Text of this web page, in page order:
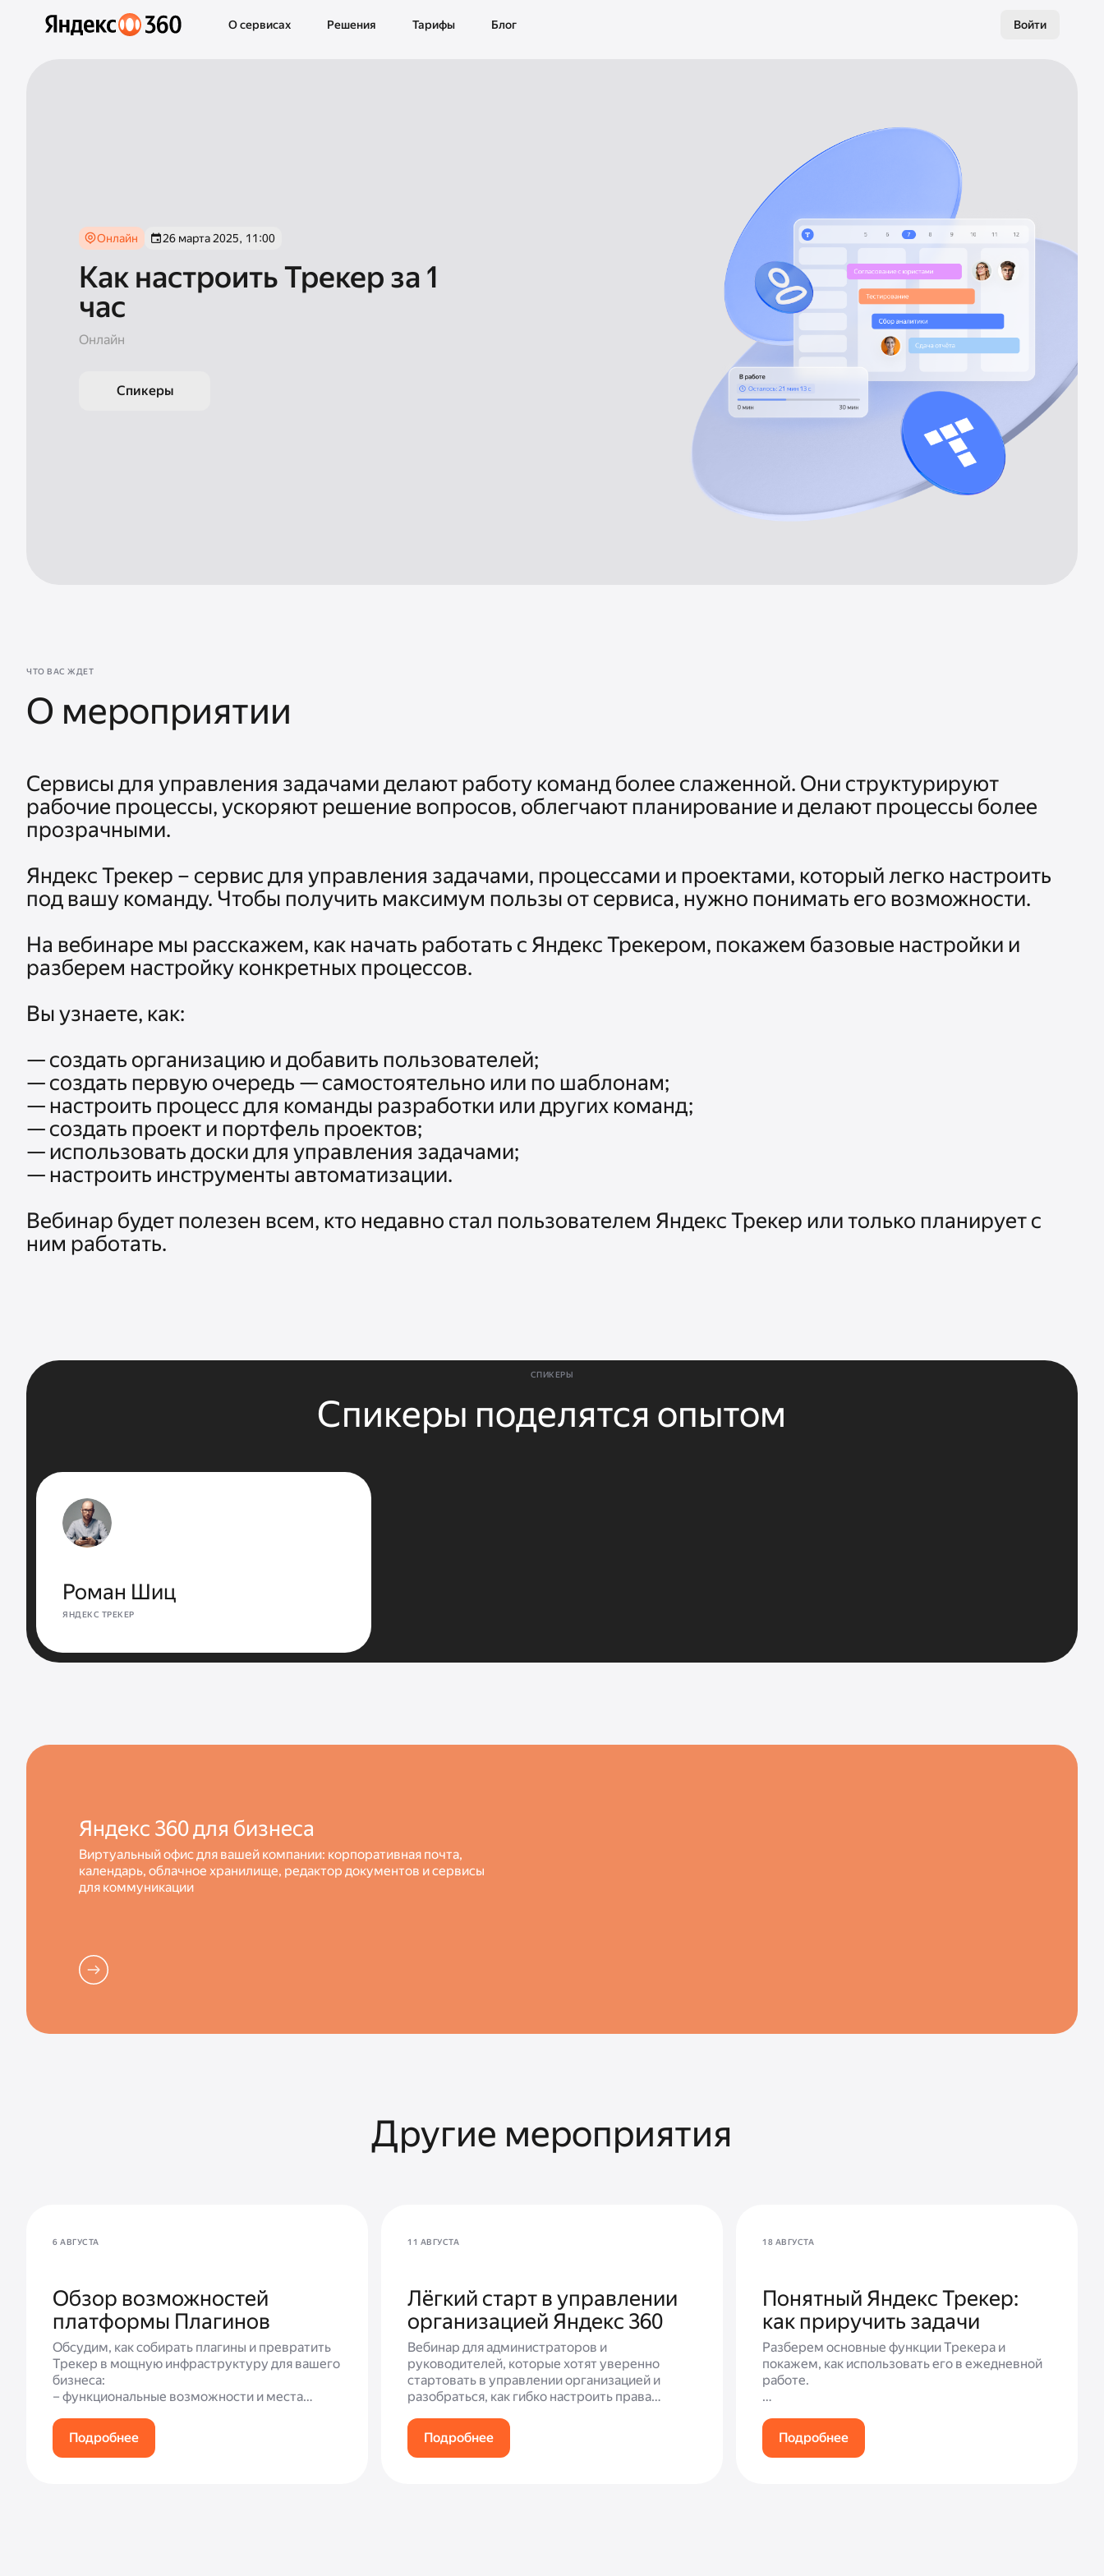
О сервисах Решения Тарифы Блог Войти
Онлайн 26 марта 2025, 11:00
Как настроить Трекер за 1
час
Онлайн
Спикеры
ЧТО ВАС ЖДЕТ
О мероприятии
Сервисы для управления задачами делают работу команд более слаженной. Они структурируют
рабочие процессы, ускоряют решение вопросов, облегчают планирование и делают процессы более
прозрачными.
Яндекс Трекер – сервис для управления задачами, процессами и проектами, который легко настроить
под вашу команду. Чтобы получить максимум пользы от сервиса, нужно понимать его возможности.
На вебинаре мы расскажем, как начать работать с Яндекс Трекером, покажем базовые настройки и
разберем настройку конкретных процессов.
Вы узнаете, как:
— создать организацию и добавить пользователей;
— создать первую очередь — самостоятельно или по шаблонам;
— настроить процесс для команды разработки или других команд;
— создать проект и портфель проектов;
— использовать доски для управления задачами;
— настроить инструменты автоматизации.
Вебинар будет полезен всем, кто недавно стал пользователем Яндекс Трекер или только планирует с
ним работать.
СПИКЕРЫ
Спикеры поделятся опытом
Роман Шиц
ЯНДЕКС ТРЕКЕР
Яндекс 360 для бизнеса
Виртуальный офис для вашей компании: корпоративная почта,
календарь, облачное хранилище, редактор документов и сервисы
для коммуникации
Другие мероприятия
6 АВГУСТА
Обзор возможностей
платформы Плагинов
Обсудим, как собирать плагины и превратить
Трекер в мощную инфраструктуру для вашего
бизнеса:
– функциональные возможности и места
– демонстрация готового плагина;
– ответы на вопросы.
Подробнее
11 АВГУСТА
Лёгкий старт в управлении
организацией Яндекс 360
Вебинар для администраторов и
руководителей, которые хотят уверенно
стартовать в управлении организацией и
разобраться, как гибко настроить права
корпоративной экосистеме Яндекс 360.
Подробнее
18 АВГУСТА
Понятный Яндекс Трекер:
как приручить задачи
Разберем основные функции Трекера и
покажем, как использовать его в ежедневной
работе.
— Как быстро ориентироваться в интерфейсе
и находить нужные задачи
— Как работать с задачами: правильно
Подробнее